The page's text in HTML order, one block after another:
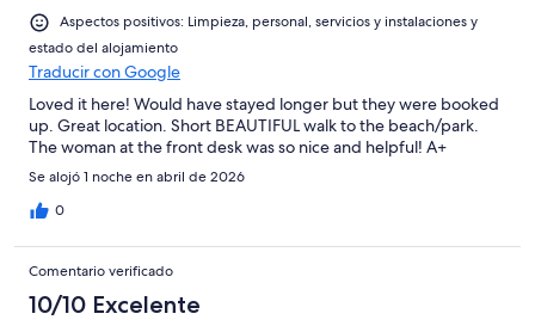
Aspectos positivos: Limpieza, personal, servicios y instalaciones y
estado del alojamiento
Traducir con Google
Loved it here! Would have stayed longer but they were booked
up. Great location. Short BEAUTIFUL walk to the beach/park.
The woman at the front desk was so nice and helpful! A+
Se alojó 1 noche en abril de 2026
0
Comentario verificado
10/10 Excelente